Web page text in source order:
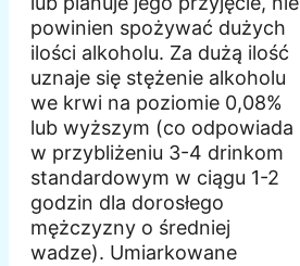
powinien spożywać dużych
ilości alkoholu. Za dużą ilość
uznaje się stężenie alkoholu
we krwi na poziomie 0,08%
lub wyższym (co odpowiada
w przybliżeniu 3-4 drinkom
standardowym w ciągu 1-2
godzin dla dorosłego
mężczyzny o średniej
wadze). Umiarkowane